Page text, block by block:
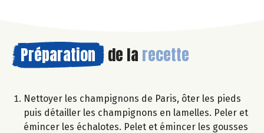
Préparation de la recette
Nettoyer les champignons de Paris, ôter les pieds
puis détailler les champignons en lamelles. Peler et
émincer les échalotes. Pelet et émincer les gousses